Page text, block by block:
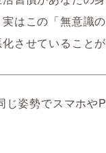
はこの「無意識
させていることが
じ姿勢でスマホや